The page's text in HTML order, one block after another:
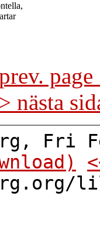
nästa
Fri